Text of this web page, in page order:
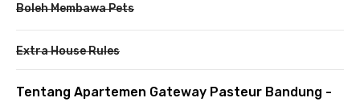
Boleh Membawa Pets
Extra House Rules
Tentang Apartemen Gateway Pasteur Bandung -